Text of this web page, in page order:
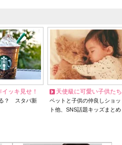
ッキ見せ！
？ スタバ新
天使級に可愛い子供たち
ペットと子供の仲良しショッ
ト他、SNS話題キッズまとめ